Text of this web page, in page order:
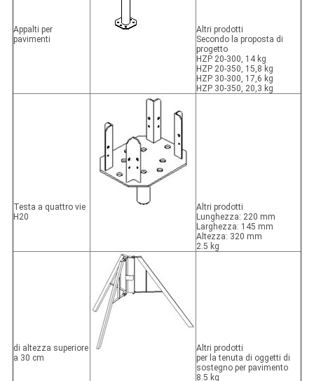
Appalti per
pavimenti
Altri prodotti
Secondo la proposta di
progetto
HZP 20-300, 14 kg
HZP 20-350, 15,8 kg
HZP 30-300, 17,6 kg
HZP 30-350, 20,3 kg
Testa a quattro vie
H20
Altri prodotti
Lunghezza: 220 mm
Larghezza: 145 mm
Altezza: 320 mm
2.5 kg
di altezza superiore
a 30 cm
Altri prodotti
per la tenuta di oggetti di
sostegno per pavimento
8.5 kg